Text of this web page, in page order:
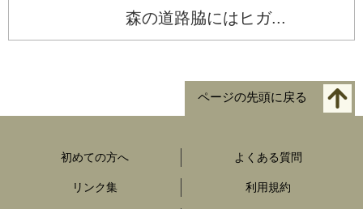
森の道路脇にはヒガ...
ページの先頭に戻る
初めての方へ よくある質問
リンク集 利用規約